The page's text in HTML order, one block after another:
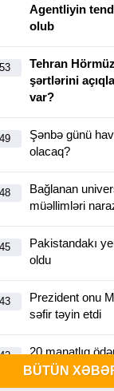
Agentliyin
olub
Tehran
şərtlərini
var?
Şənbə günü
olacaq?
Bağlanan
müəllimləri
Pakistandakı
oldu
Prezident onu
səfir təyin etdi
20 manatlıq
olundu
BÜTÜN